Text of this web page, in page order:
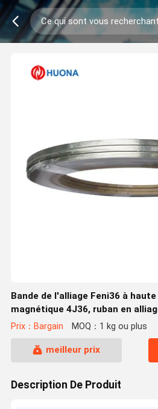
Bande de l'alliage Feni36 à
magnétique 4J36, ruban en
dilatation
Prix：Bargain MOQ：1 kg ou plus
meilleur prix
Description De Produit